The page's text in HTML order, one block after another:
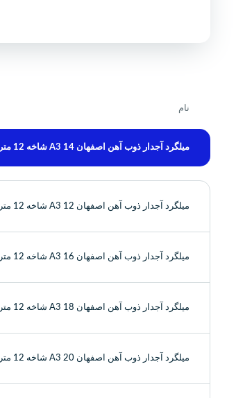
نام
میلگرد آجدار ذوب آهن اصفهان 14 A3 شاخه 12 متری کارخانه
میلگرد آجدار ذوب آهن اصفهان 12 A3 شاخه 12 متری کارخانه
میلگرد آجدار ذوب آهن اصفهان 16 A3 شاخه 12 متری کارخانه
میلگرد آجدار ذوب آهن اصفهان 18 A3 شاخه 12 متری کارخانه
میلگرد آجدار ذوب آهن اصفهان 20 A3 شاخه 12 متری کارخانه